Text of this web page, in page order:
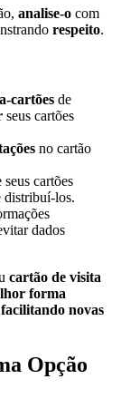
analise-o com
respeito.
cartões de
seus cartões
no cartão
cartões
distribuí-los.
dados
cartão de visita
forma
facilitando novas
Opção